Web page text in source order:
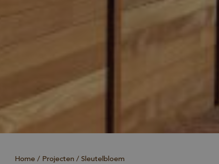
Home Projecten Sleutelbloem